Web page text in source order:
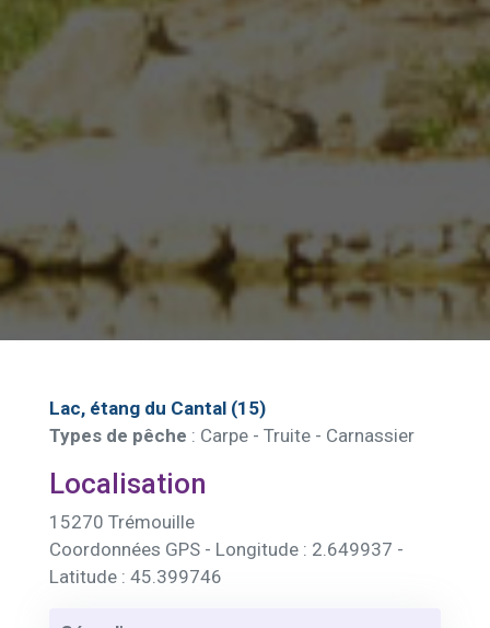
Lac, étang du Cantal (15)
Types de pêche : Carpe - Truite - Carnassier
Localisation
15270 Trémouille
Coordonnées GPS - Longitude : 2.649937 -
Latitude : 45.399746